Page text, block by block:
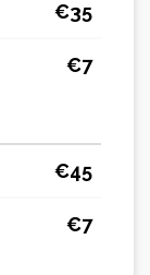
€35
€7
€45
€7